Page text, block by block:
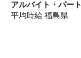
アルバイト・パート
平均時給 福島県